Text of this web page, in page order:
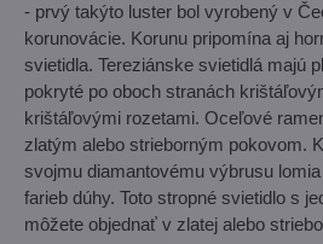
- prvý takýto luster bol vyrobený v
korunovácie. Korunu pripomína aj
svietidla. Tereziánske svietidlá majú
pokryté po oboch stranách
krištáľovými rozetami. Oceľové
zlatým alebo strieborným pokovom.
svojmu diamantovému výbrusu
farieb dúhy. Toto stropné svietidlo s
môžete objednať v zlatej alebo